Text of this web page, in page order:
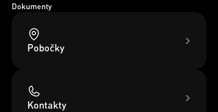
Dokumenty
Pobočky
Kontakty